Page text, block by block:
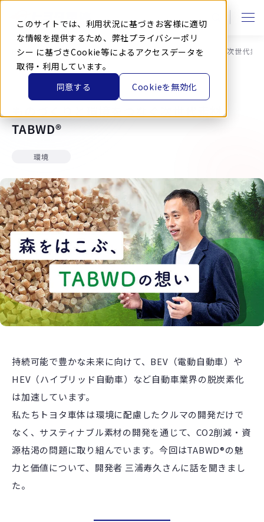
このサイトでは、利用状況に基づきお客様に適切
な情報を提供するため、弊社プライバシーポリ
シー に基づきCookie等によるアクセスデータを
取得・利用しています。
同意する
Cookieを無効化
本
HOME トヨタ車体 BLOG ものづくりと環境をつなぐ次世代素
TABWD®
環境
持続可能で豊かな未来に向けて、BEV（電動自動車）や
HEV（ハイブリッド自動車）など自動車業界の脱炭素化
は加速しています。
私たちトヨタ車体は環境に配慮したクルマの開発だけで
なく、サスティナブル素材の開発を通じて、CO2削減・資
源枯渇の問題に取り組んでいます。今回はTABWD®の魅
力と価値について、開発者 三浦寿久さんに話を聞きまし
た。